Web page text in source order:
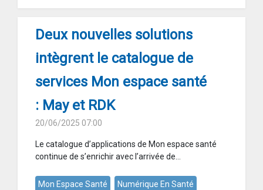
Deux nouvelles solutions
intègrent le catalogue de
services Mon espace santé
: May et RDK
20/06/2025 07:00
Le catalogue d’applications de Mon espace santé
continue de s’enrichir avec l’arrivée de...
Mon Espace Santé
Numérique En Santé